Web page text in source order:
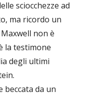
sciocchezze ad
ma ricordo un
non è
la testimone
degli ultimi
beccata da un